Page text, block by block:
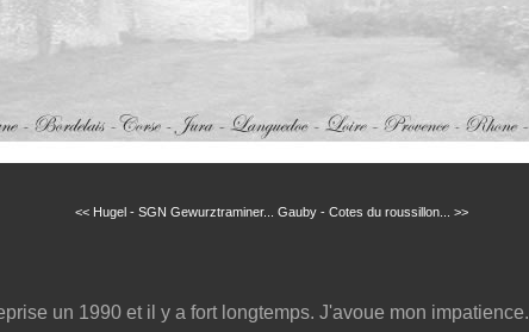
<< Hugel - SGN Gewurztraminer... Gauby - Cotes du roussillon... >>
un 1990 et il y a fort longtemps. J'avoue mon impatience.